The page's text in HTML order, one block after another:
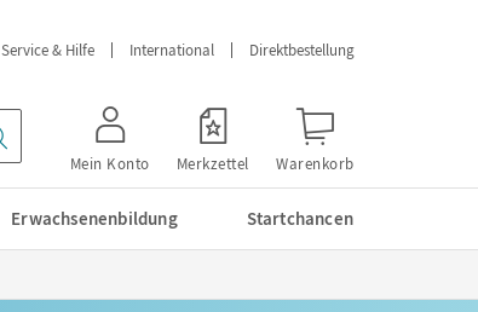
Service & Hilfe International Direktbestellung
Mein Konto Merkzettel Warenkorb
Erwachsenenbildung Startchancen